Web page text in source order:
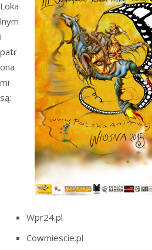
Loka
lnym
i
patr
ona
mi
są:
Wpr24.pl
Cowmiescie.pl